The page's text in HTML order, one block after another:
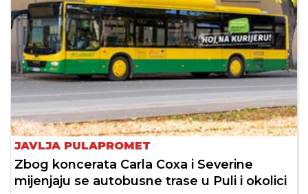
JAVLJA PULAPROMET
Zbog koncerata Carla Coxa i Severine
mijenjaju se autobusne trase u Puli i okolici